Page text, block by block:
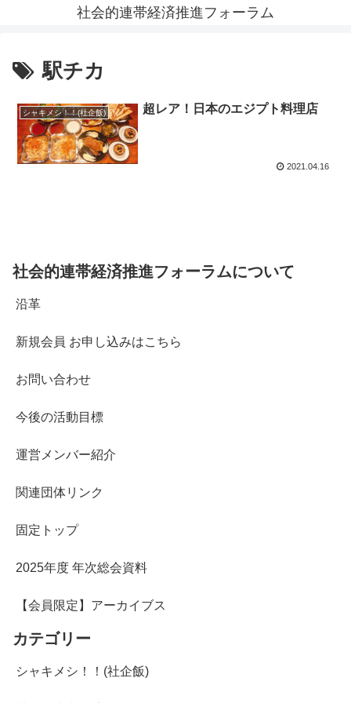
社会的連帯経済推進フォーラム
駅チカ
シャキメシ！！(社企飯) 超レア！日本のエジプト料理店
2021.04.16
社会的連帯経済推進フォーラムについて
沿革
新規会員 お申し込みはこちら
お問い合わせ
今後の活動目標
運営メンバー紹介
関連団体リンク
固定トップ
2025年度 年次総会資料
【会員限定】アーカイブス
カテゴリー
シャキメシ！！(社企飯)